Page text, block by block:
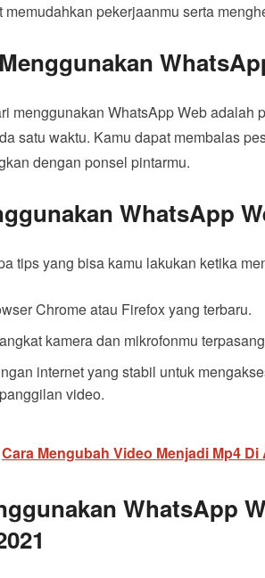
memudahkan pekerjaanmu serta
menggunakan WhatsApp Web
satu waktu. Kamu dapat membalas
dengan ponsel pintarmu.
WhatsApp
tips yang bisa kamu lakukan ketika
Chrome atau Firefox yang terbaru.
kamera dan mikrofonmu
internet yang stabil untuk
video.
Cara Mengubah Video Menjadi Mp4
WhatsApp